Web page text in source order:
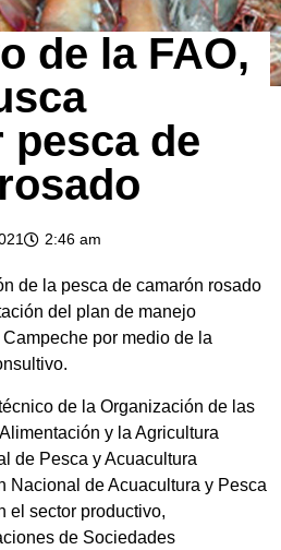
de la FAO,
pesca de
2:46 am
de la pesca de camarón rosado
del plan de manejo
por medio de la
de la Organización de las
y la Agricultura
de Pesca y Acuacultura
Nacional de Acuacultura y Pesca
el sector productivo,
de Sociedades